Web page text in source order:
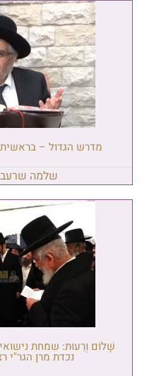
מדרש הגדול –
שלמה
שָׁלוֹם וְרֵעוּת: שמחת
נכדת מרן הגר"י